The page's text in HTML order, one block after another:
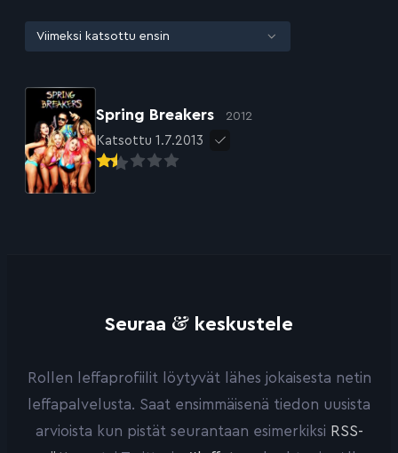
Spring Breakers 2012
Katsottu 1.7.2013
Seuraa & keskustele
Rollen leffaprofiilit löytyvät lähes jokaisesta netin
leffapalvelusta. Saat ensimmäisenä tiedon uusista
arvioista kun pistät seurantaan esimerkiksi RSS-